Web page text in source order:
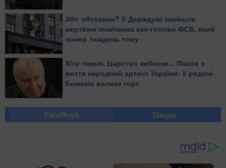
Збіг обставин? У Держдумі знайшли
мертвим помічника екс-голови ФСБ, який
помер тиждень тому
Хіти тижня. Царство небесне... Пішов з
життя народний артист України: У родині
Бенюків велике горе
FaceBook Disqus